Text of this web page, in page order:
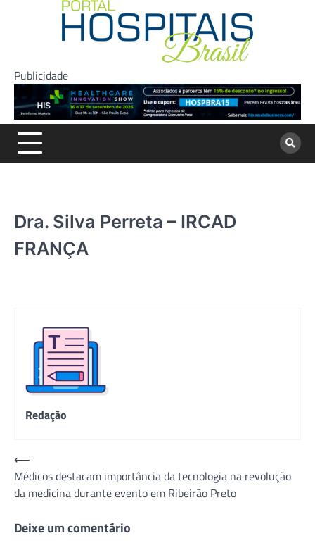
Publicidade
Dra. Silva Perreta – IRCAD
FRANÇA
Redação
Navegação
de
Post
⟵
Médicos destacam importância da tecnologia na revolução
da medicina durante evento em Ribeirão Preto
Deixe um comentário